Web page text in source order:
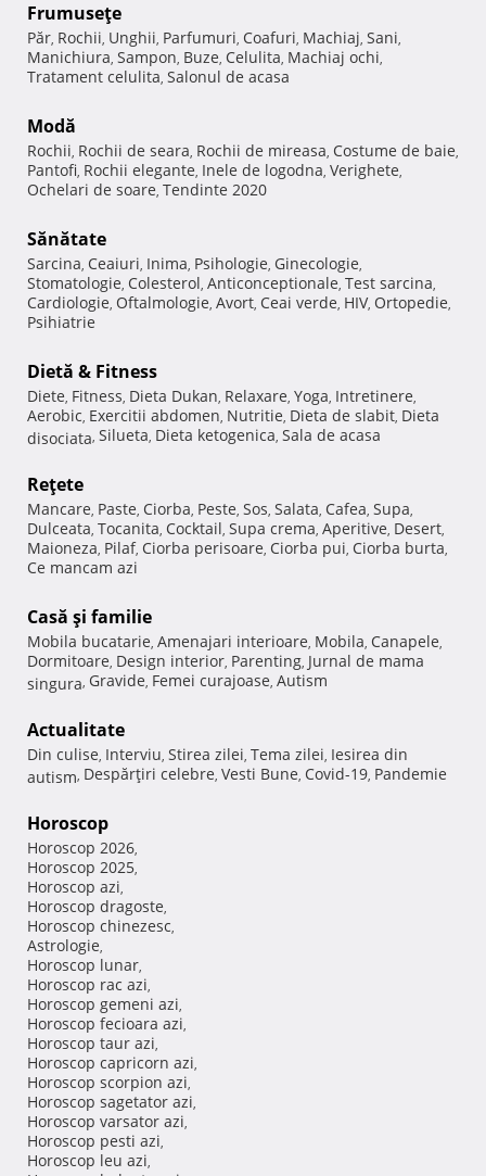
Frumuseţe
Păr, Rochii, Unghii, Parfumuri, Coafuri, Machiaj, Sani,
Manichiura, Sampon, Buze, Celulita, Machiaj ochi,
Tratament celulita, Salonul de acasa
Modă
Rochii, Rochii de seara, Rochii de mireasa, Costume de baie,
Pantofi, Rochii elegante, Inele de logodna, Verighete,
Ochelari de soare, Tendinte 2020
Sănătate
Sarcina, Ceaiuri, Inima, Psihologie, Ginecologie,
Stomatologie, Colesterol, Anticonceptionale, Test sarcina,
Cardiologie, Oftalmologie, Avort, Ceai verde, HIV, Ortopedie,
Psihiatrie
Dietă & Fitness
Diete, Fitness, Dieta Dukan, Relaxare, Yoga, Intretinere,
Aerobic, Exercitii abdomen, Nutritie, Dieta de slabit, Dieta
disociata, Silueta, Dieta ketogenica, Sala de acasa
Reţete
Mancare, Paste, Ciorba, Peste, Sos, Salata, Cafea, Supa,
Dulceata, Tocanita, Cocktail, Supa crema, Aperitive, Desert,
Maioneza, Pilaf, Ciorba perisoare, Ciorba pui, Ciorba burta,
Ce mancam azi
Casă şi familie
Mobila bucatarie, Amenajari interioare, Mobila, Canapele,
Dormitoare, Design interior, Parenting, Jurnal de mama
singura, Gravide, Femei curajoase, Autism
Actualitate
Din culise, Interviu, Stirea zilei, Tema zilei, Iesirea din
autism, Despărţiri celebre, Vesti Bune, Covid-19, Pandemie
Horoscop
Horoscop 2026,
Horoscop 2025,
Horoscop azi,
Horoscop dragoste,
Horoscop chinezesc,
Astrologie,
Horoscop lunar,
Horoscop rac azi,
Horoscop gemeni azi,
Horoscop fecioara azi,
Horoscop taur azi,
Horoscop capricorn azi,
Horoscop scorpion azi,
Horoscop sagetator azi,
Horoscop varsator azi,
Horoscop pesti azi,
Horoscop leu azi,